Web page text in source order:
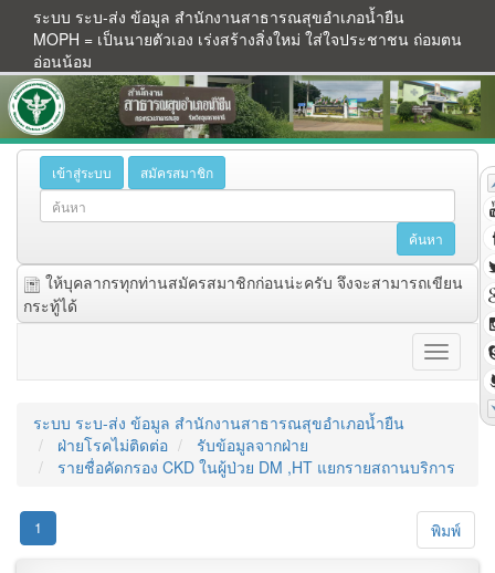
ระบบ ระบ-ส่ง ข้อมูล สำนักงานสาธารณสุขอำเภอน้ำยืน
MOPH = เป็นนายตัวเอง เร่งสร้างสิ่งใหม่ ใส่ใจประชาชน ถ่อมตน
อ่อนน้อม
เข้าสู่ระบบ สมัครสมาชิก
ให้บุคลากรทุกท่านสมัครสมาชิกก่อนน่ะครับ จึงจะสามารถเขียน
กระทู้ได้
ระบบ ระบ-ส่ง ข้อมูล สำนักงานสาธารณสุขอำเภอน้ำยืน
ฝ่ายโรคไม่ติดต่อ
รับข้อมูลจากฝ่าย
รายชื่อคัดกรอง CKD ในผู้ป่วย DM ,HT แยกรายสถานบริการ
พิมพ์
1